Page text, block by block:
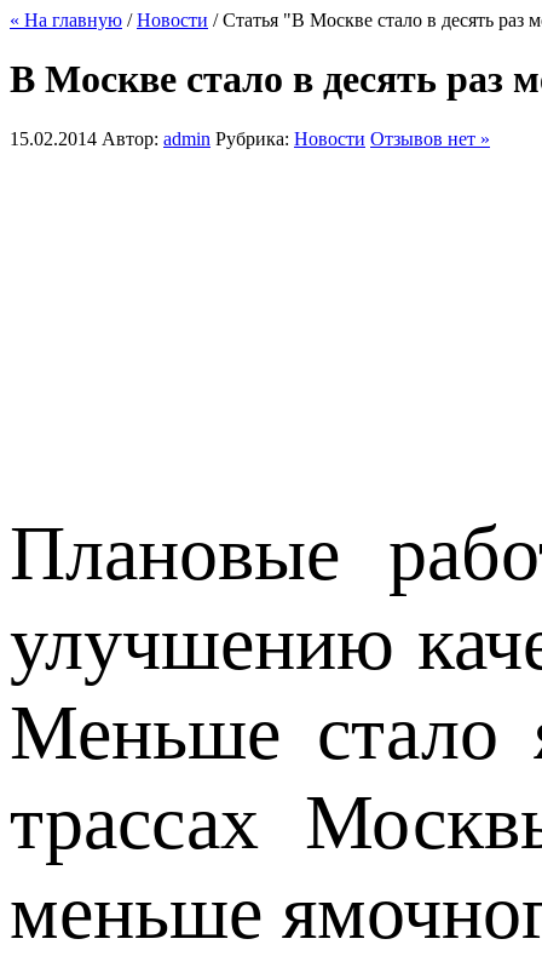
« На главную /Новости / Статья "В Москве стало в десять раз
В Москве стало в десять раз
15.02.2014 Автор: admin Рубрика: Новости Отзывов нет »
Плановые
улучшению
Меньше стало
трассах
меньше